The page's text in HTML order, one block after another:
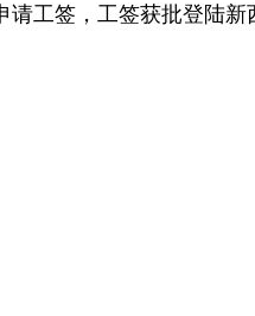
工签，工签获批登陆